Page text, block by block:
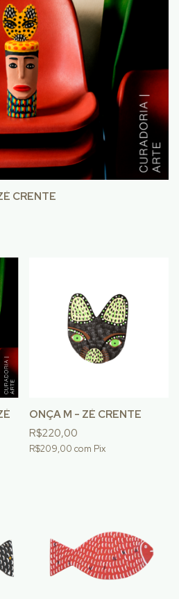
CRENTE
ONÇA M - ZÉ CRENTE
R$220,00
R$209,00 com Pix